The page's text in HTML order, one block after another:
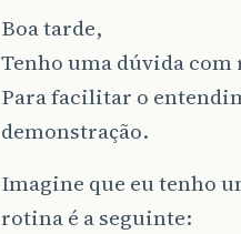
Boa tarde,
Tenho uma dúvida com
Para facilitar o
demonstração.
Imagine que eu tenho
rotina é a seguinte: